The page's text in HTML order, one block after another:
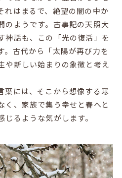
れはまるで、絶望の闇の中か
のようです。古事記の天照大
神話も、この「光の復活」を
。古代から「太陽が再び力を
や新しい始まりの象徴と考え
葉には、そこから想像する寒
く、家族で集う幸せと春へと
るような気がします。